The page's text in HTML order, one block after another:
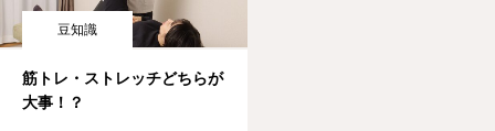
豆知識
筋トレ・ストレッチどちらが
大事！？